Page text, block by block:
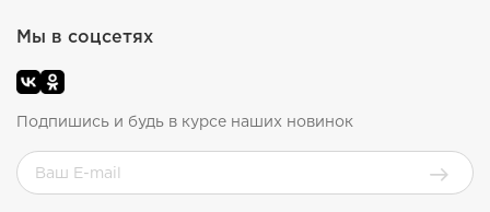
Мы в соцсетях
Подпишись и будь в курсе наших новинок